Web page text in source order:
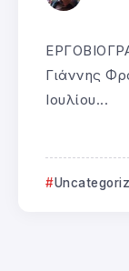
Γιάννης
Ιουλίου...